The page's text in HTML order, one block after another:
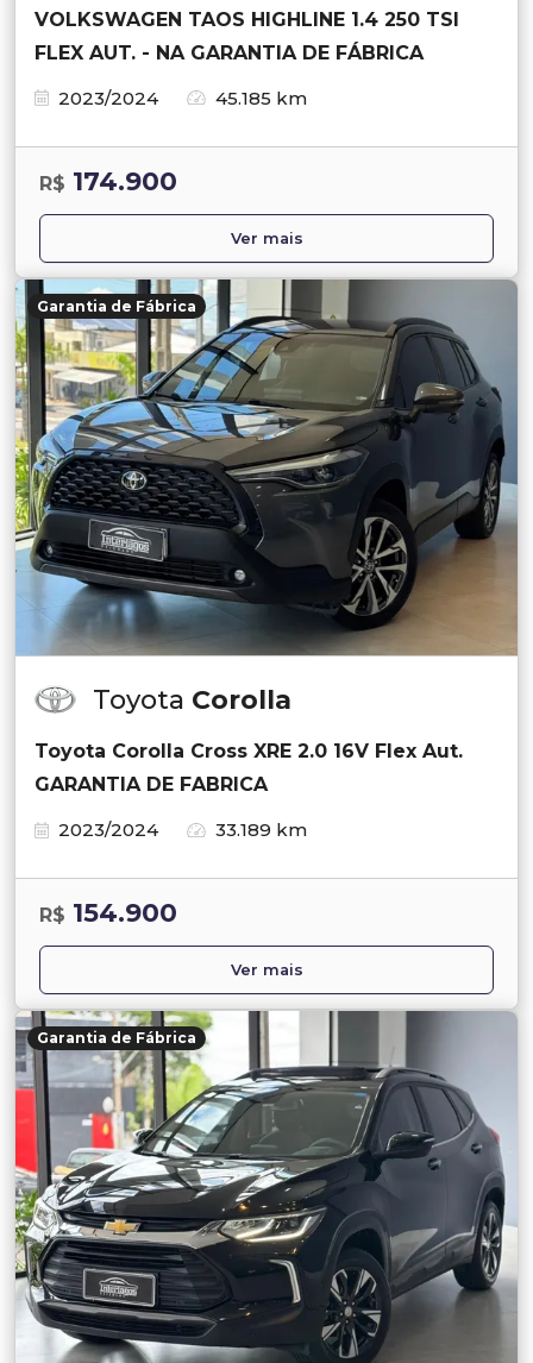
VOLKSWAGEN TAOS HIGHLINE 1.4 250 TSI
FLEX AUT. - NA GARANTIA DE FÁBRICA
2023/2024
45.185 km
R$ 174.900
Ver mais
Garantia de Fábrica
Toyota Corolla
Toyota Corolla Cross XRE 2.0 16V Flex Aut.
GARANTIA DE FABRICA
2023/2024
33.189 km
R$ 154.900
Ver mais
Garantia de Fábrica